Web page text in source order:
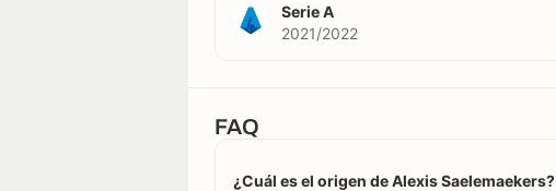
Serie A
2021/2022
FAQ
¿Cuál es el origen de Alexis Saelemaekers?